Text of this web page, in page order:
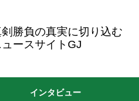
勝負の真実に切り込む
ュースサイトGJ
インタビュー